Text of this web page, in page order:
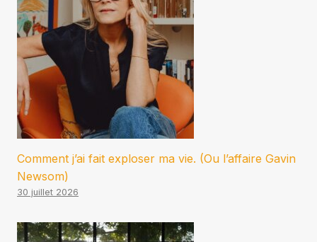
Comment j’ai fait exploser ma vie. (Ou l’affaire Gavin
Newsom)
30 juillet 2026